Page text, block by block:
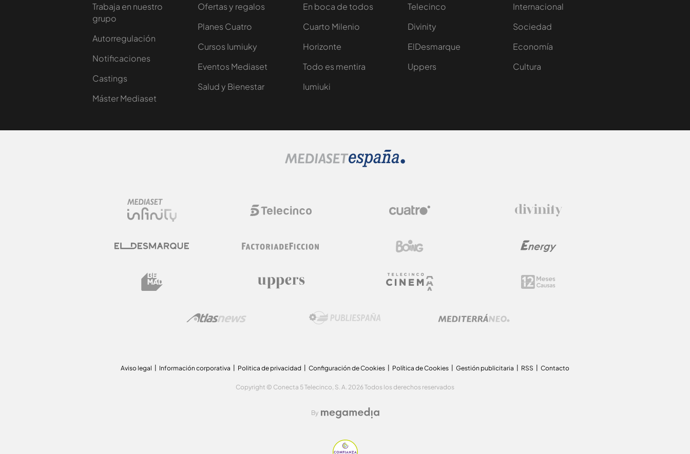
Trabaja en nuestro
grupo
Autorregulación
Notificaciones
Castings
Máster Mediaset
Ofertas y regalos
Planes Cuatro
Cursos Iumiuky
Eventos Mediaset
Salud y Bienestar
En boca de todos
Cuarto Milenio
Horizonte
Todo es mentira
Iumiuki
Telecinco
Divinity
ElDesmarque
Uppers
Internacional
Sociedad
Economía
Cultura
Aviso legal Información corporativa Politica de privacidad Configuración de Cookies Política de Cookies Gestión publicitaria RSS Contacto
Copyright © Conecta 5 Telecinco, S. A. 2026 Todos los derechos reservados
By